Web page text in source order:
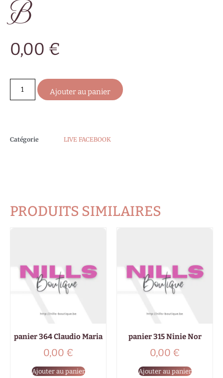
B
0,00 €
Ajouter au panier
Catégorie LIVE FACEBOOK
PRODUITS SIMILAIRES
panier 364 Claudio Maria
0,00 €
Ajouter au panier
panier 315 Ninie Nor
0,00 €
Ajouter au panier